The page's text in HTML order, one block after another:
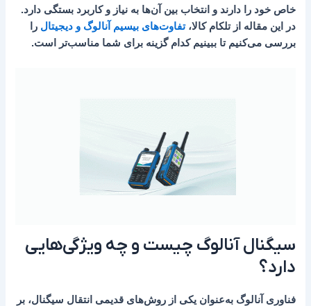
خاص خود را دارند و انتخاب بین آن‌ها به نیاز و کاربرد بستگی دارد.
در این مقاله از تلکام کالا،تفاوت‌های بیسیم آنالوگ و دیجیتال را
بررسی می‌کنیم تا ببینیم کدام گزینه برای شما مناسب‌تر است.
سیگنال‌ آنالوگ چیست و چه ویژگی‌هایی
دارد؟
فناوری آنالوگ به‌عنوان یکی از روش‌های قدیمی انتقال سیگنال، بر